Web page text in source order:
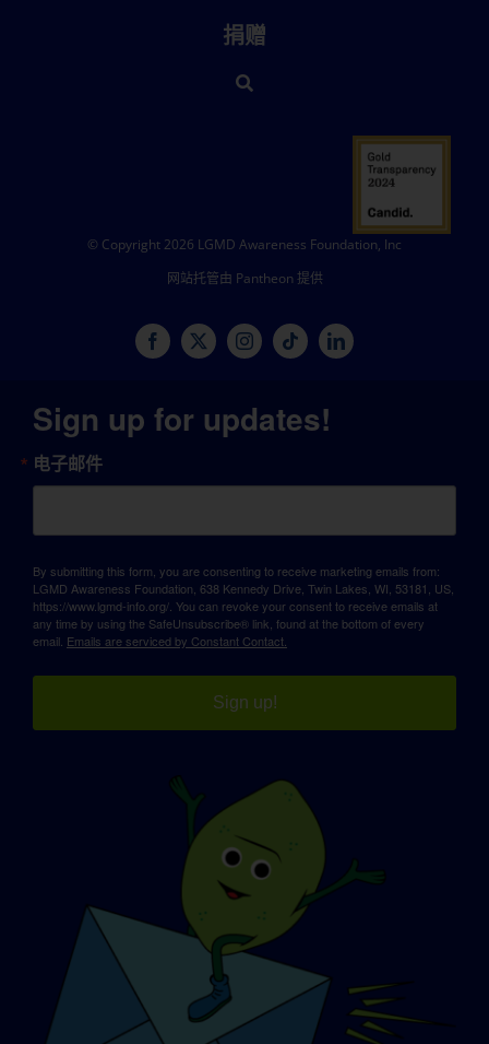
捐赠
© Copyright 2026 LGMD Awareness Foundation, Inc
网站托管由 Pantheon 提供
Sign up for updates!
电子邮件
By submitting this form, you are consenting to receive marketing emails from:
LGMD Awareness Foundation, 638 Kennedy Drive, Twin Lakes, WI, 53181, US,
https://www.lgmd-info.org/. You can revoke your consent to receive emails at
any time by using the SafeUnsubscribe® link, found at the bottom of every
email. Emails are serviced by Constant Contact.
Sign up!